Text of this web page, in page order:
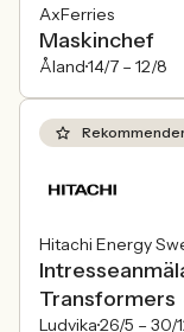
AxFerries
Maskinchef
Åland14/7 – 12/8
Hitachi Energy
Transformers
Ludvika26/5 – 30/